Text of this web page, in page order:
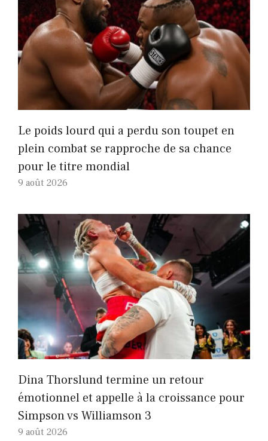
Le poids lourd qui a perdu son toupet en
plein combat se rapproche de sa chance
pour le titre mondial
9 août 2026
Dina Thorslund termine un retour
émotionnel et appelle à la croissance pour
Simpson vs Williamson 3
9 août 2026